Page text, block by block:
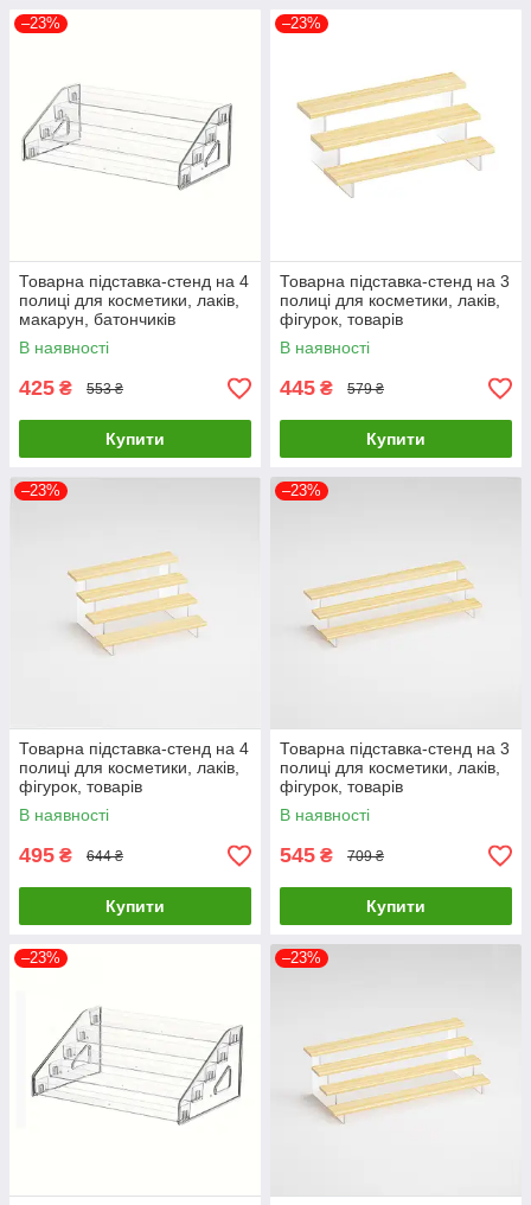
–23%
Товарна підставка-стенд на 4
полиці для косметики, лаків,
макарун, батончиків
313х155х110мм (код: TPS-
4p1 )
В наявності
425 ₴ 553 ₴
Купити
–23%
Товарна підставка-стенд на 3
полиці для косметики, лаків,
фігурок, товарів
300х170х120мм ( код: TPS-
3p2 )
В наявності
445 ₴ 579 ₴
Купити
–23%
Товарна підставка-стенд на 4
полиці для косметики, лаків,
фігурок, товарів
300х220х155мм ( код: TPS-
4p2 )
В наявності
495 ₴ 644 ₴
Купити
–23%
Товарна підставка-стенд на 3
полиці для косметики, лаків,
фігурок, товарів
400х170х120мм ( код: TPS-
3p3 )
В наявності
545 ₴ 709 ₴
Купити
–23% –23%